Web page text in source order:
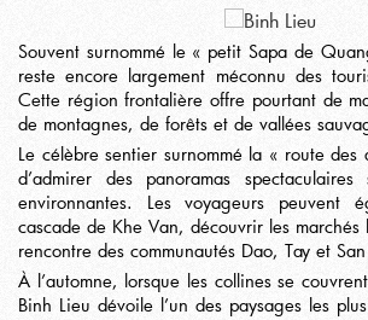
Souvent surnommé le « petit Sapa de
reste encore largement méconnu des
Cette région frontalière offre pourtant de
de montagnes, de forêts et de vallées
Le célèbre sentier surnommé la « route des
d’admirer des panoramas
environnantes. Les voyageurs peuvent
cascade de Khe Van, découvrir les
rencontre des communautés Dao, Tay et
À l’automne, lorsque les collines se
Binh Lieu dévoile l’un des paysages les